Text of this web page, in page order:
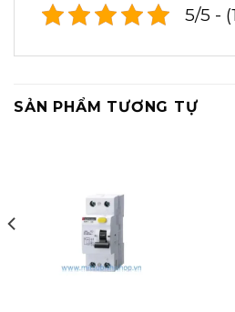
5/5 -
SẢN PHẨM TƯƠNG TỰ